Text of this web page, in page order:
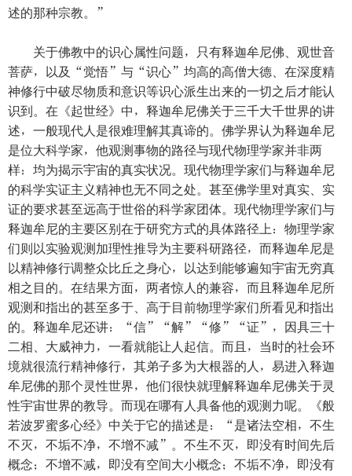
述的那种宗教。”
关于佛教中的识心属性问题，只有释迦牟尼佛、观世音
菩萨，以及“觉悟”与“识心”均高的高僧大德、在深度精
神修行中破尽物质和意识等识心派生出来的一切之后才能认
识到。在《起世经》中，释迦牟尼佛关于三千大千世界的讲
述，一般现代人是很难理解其真谛的。佛学界认为释迦牟尼
是位大科学家，他观测事物的路径与现代物理学家并非两
样：均为揭示宇宙的真实状况。现代物理学家们与释迦牟尼
的科学实证主义精神也无不同之处。甚至佛学里对真实、实
证的要求甚至远高于世俗的科学家团体。现代物理学家们与
释迦牟尼的主要区别在于研究方式的具体路径上：物理学家
们则以实验观测加理性推导为主要科研路径，而释迦牟尼是
以精神修行调整众比丘之身心，以达到能够遍知宇宙无穷真
相之目的。在结果方面，两者惊人的兼容，而且释迦牟尼所
观测和指出的甚至多于、高于目前物理学家们所看见和指出
的。释迦牟尼还讲：“信”“解”“修”“证”，因具三十
二相、大威神力，一看就能让人起信。而且，当时的社会环
境就很流行精神修行，其弟子多为大根器的人，易进入释迦
牟尼佛的那个灵性世界，他们很快就理解释迦牟尼佛关于灵
性宇宙世界的教导。而现在哪有人具备他的观测力呢。《般
若波罗蜜多心经》中关于它的描述是：“是诸法空相，不生
不灭，不垢不净，不增不减”。不生不灭，即没有时间先后
概念；不增不减，即没有空间大小概念；不垢不净，即没有